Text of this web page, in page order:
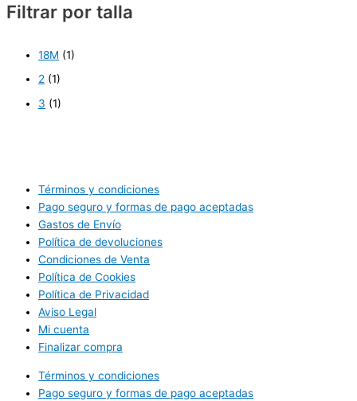
Filtrar por talla
18M (1)
2 (1)
3 (1)
Términos y condiciones
Pago seguro y formas de pago aceptadas
Gastos de Envío
Política de devoluciones
Condiciones de Venta
Política de Cookies
Política de Privacidad
Aviso Legal
Mi cuenta
Finalizar compra
Términos y condiciones
Pago seguro y formas de pago aceptadas